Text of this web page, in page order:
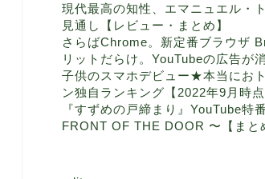
現代最高の知性、エマニュエル・
見通し【レビュー・まとめ】
さらばChrome。新定番ブラウザ
リットだらけ。YouTubeの広告が
子供のスマホデビュー★本当にお
ン独自ランキング【2022年9月時点
『すずめの戸締まり』YouTube特
FRONT OF THE DOOR 〜【まと